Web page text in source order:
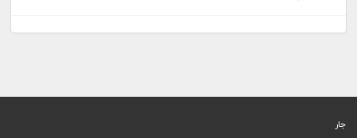
جار